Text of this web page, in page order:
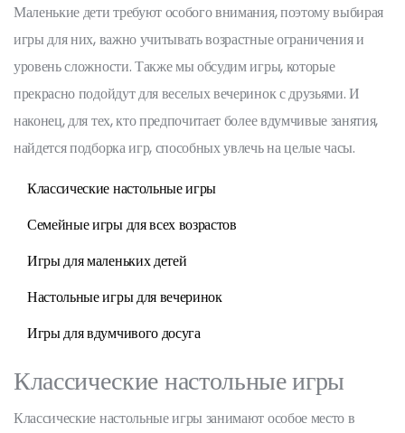
Маленькие дети требуют особого внимания, поэтому выбирая
игры для них, важно учитывать возрастные ограничения и
уровень сложности. Также мы обсудим игры, которые
прекрасно подойдут для веселых вечеринок с друзьями. И
наконец, для тех, кто предпочитает более вдумчивые занятия,
найдется подборка игр, способных увлечь на целые часы.
Классические настольные игры
Семейные игры для всех возрастов
Игры для маленьких детей
Настольные игры для вечеринок
Игры для вдумчивого досуга
Классические настольные игры
Классические настольные игры занимают особое место в